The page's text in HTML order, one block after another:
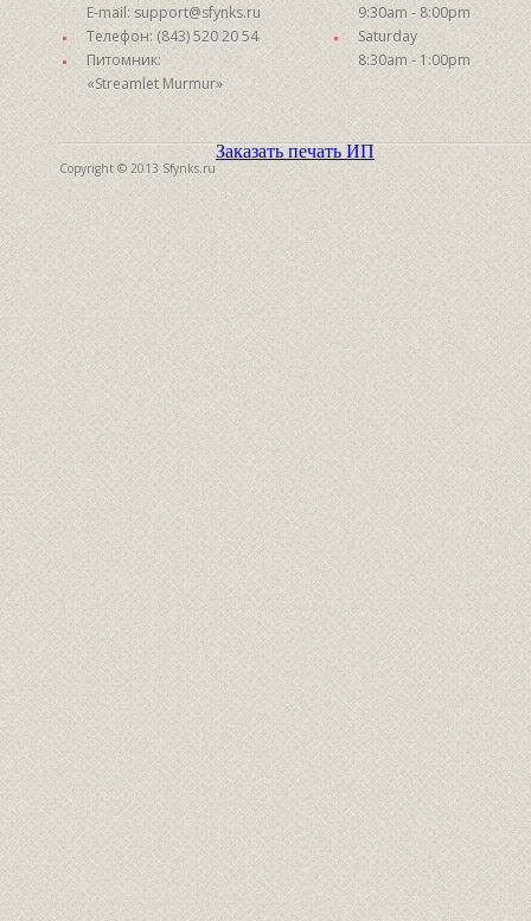
E-mail: support@sfynks.ru
Телефон: (843) 520 20 54
Питомник:
«Streamlet Murmur»
9:30am - 8:00pm
Saturday
8:30am - 1:00pm
Copyright © 2013 Sfynks.ru
Заказать печать ИП